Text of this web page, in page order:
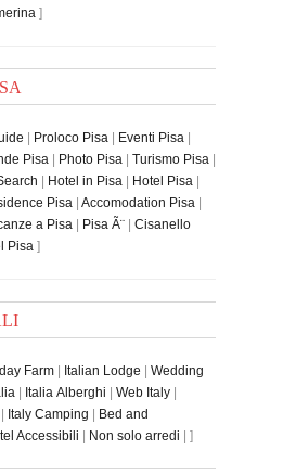
]
| Proloco Pisa | Eventi Pisa |
Pisa | Photo Pisa | Turismo Pisa |
| Hotel in Pisa | Hotel Pisa |
Pisa | Accomodation Pisa |
a Pisa | Pisa Ã¨ | Cisanello
Pisa ]
Farm | Italian Lodge | Wedding
| Italia Alberghi | Web Italy |
| Italy Camping | Bed and
Accessibili | Non solo arredi | ]